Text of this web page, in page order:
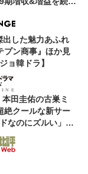
した魅力あふれ
プン商事』ほか見
ョ韓ドラ】
本田圭佑の古巣ミ
絶クールな新サー
なのにズルい」